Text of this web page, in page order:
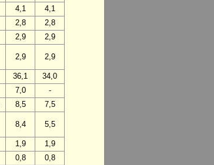
4,1
4,1
2,8
2,8
2,9
2,9
2,9 2,9
36,1
34,0
7,0
-
8,5
7,5
8,4 5,5
1,9
1,9
0,8
0,8